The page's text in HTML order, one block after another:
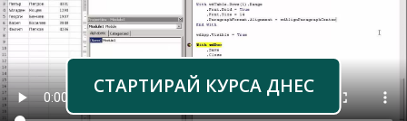
СТАРТИРАЙ КУРСА ДНЕС